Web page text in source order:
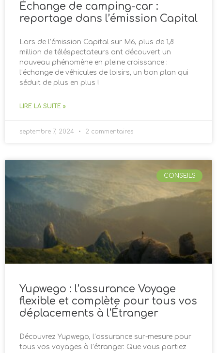
Échange de camping-car :
reportage dans l’émission Capital
Lors de l’émission Capital sur M6, plus de 1,8
million de téléspectateurs ont découvert un
nouveau phénomène en pleine croissance :
l’échange de véhicules de loisirs, un bon plan qui
séduit de plus en plus !
LIRE LA SUITE »
septembre 7, 2024 2 commentaires
CONSEILS
Yupwego : l’assurance Voyage
flexible et complète pour tous vos
déplacements à l’Étranger
Découvrez Yupwego, l’assurance sur-mesure pour
tous vos voyages à l’étranger. Que vous partiez